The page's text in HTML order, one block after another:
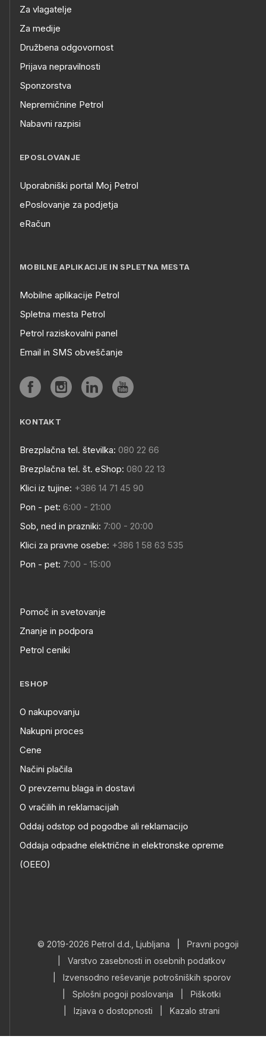
Za vlagatelje
Za medije
Družbena odgovornost
Prijava nepravilnosti
Sponzorstva
Nepremičnine Petrol
Nabavni razpisi
EPOSLOVANJE
Uporabniški portal Moj Petrol
ePoslovanje za podjetja
eRačun
MOBILNE APLIKACIJE IN SPLETNA MESTA
Mobilne aplikacije Petrol
Spletna mesta Petrol
Petrol raziskovalni panel
Email in SMS obveščanje
KONTAKT
Brezplačna tel. številka: 080 22 66
Brezplačna tel. št. eShop: 080 22 13
Klici iz tujine: +386 14 71 45 90
Pon - pet: 6:00 - 21:00
Sob, ned in prazniki: 7:00 - 20:00
Klici za pravne osebe: +386 1 58 63 535
Pon - pet: 7:00 - 15:00
Pomoč in svetovanje
Znanje in podpora
Petrol ceniki
ESHOP
O nakupovanju
Nakupni proces
Cene
Načini plačila
O prevzemu blaga in dostavi
O vračilih in reklamacijah
Oddaj odstop od pogodbe ali reklamacijo
Oddaja odpadne električne in elektronske opreme
(OEEO)
© 2019-2026 Petrol d.d., Ljubljana
Pravni pogoji
Varstvo zasebnosti in osebnih podatkov
Izvensodno reševanje potrošniških sporov
Splošni pogoji poslovanja
Piškotki
Izjava o dostopnosti Kazalo strani